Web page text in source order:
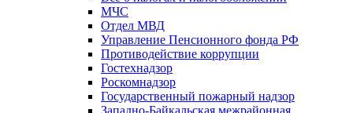
МЧС
Отдел МВД
Управление Пенсионного фонда РФ
Противодействие коррупции
Гостехнадзор
Роскомнадзор
Государственный пожарный надзор
Западно-Байкальская межрайонная